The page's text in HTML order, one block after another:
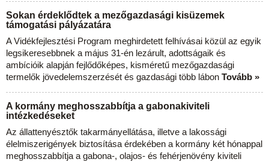
Sokan érdeklődtek a mezőgazdasági kisüzemek
támogatási pályázatára
A Vidékfejlesztési Program meghirdetett felhívásai közül az egyik
legsikeresebbnek a május 31-én lezárult, adottságaik és
ambícióik alapján fejlődőképes, kisméretű mezőgazdasági
termelők jövedelemszerzését és gazdasági több lábon Tovább »
A kormány meghosszabbítja a gabonakiviteli
intézkedéseket
Az állattenyésztők takarmányellátása, illetve a lakossági
élelmiszerigények biztosítása érdekében a kormány két hónappal
meghosszabbítja a gabona-, olajos- és fehérjenövény kiviteli